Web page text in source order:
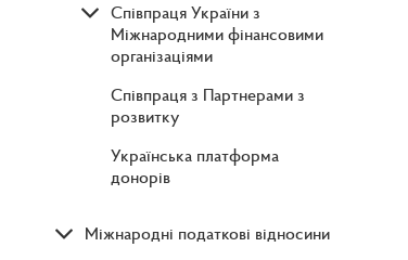
Співпраця України з
Міжнародними фінансовими
організаціями
Співпраця з Партнерами з
розвитку
Українська платформа
донорів
Міжнародні податкові відносини